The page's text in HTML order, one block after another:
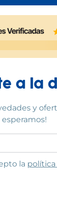
a la
y
esperamos!
lasla